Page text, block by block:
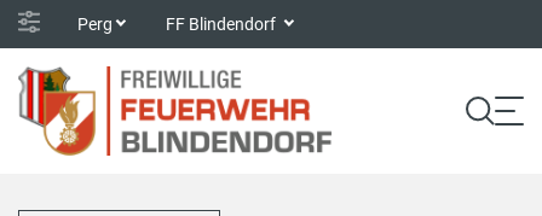
Perg FF Blindendorf